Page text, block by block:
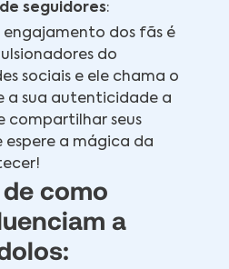
seguidores:
engajamento dos fãs é
do
sociais e ele chama o
a sua autenticidade a
compartilhar seus
espere a mágica da
como
a